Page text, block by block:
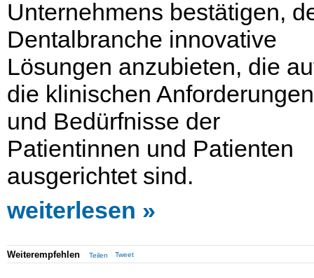
Unternehmens bestätigen,
Dentalbranche innovative
Lösungen anzubieten, die
die klinischen Anforderungen
und Bedürfnisse der
Patientinnen und Patienten
ausgerichtet sind.
weiterlesen
Weiterempfehlen Teilen Tweet